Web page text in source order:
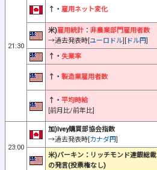
21:30
↑・ 雇用ネット変化
米)雇用統計 ： 非農業部門雇用者数
→過去発表時[ユーロドル][ ドル円]
↑・ 失業率
↑・ 製造業雇用者数
↑・ 平均時給
[前月比/前年比]
23:00
加)Ivey購買部協会指数
→過去発表時[カナダ円]
米)バーキン：リッチモンド連銀総裁
の発言(投票権なし)